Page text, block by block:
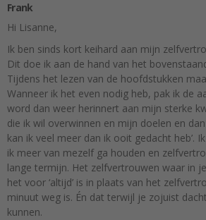
Frank
Hi Lisanne,
Ik ben sinds kort keihard aan mijn
Dit doe ik aan de hand van het
Tijdens het lezen van de hoofdstukken
Wanneer ik het even nodig heb, pak ik de
word dan weer herinnert aan mijn sterke
die ik wil overwinnen en mijn doelen en dan
kan ik veel meer dan ik ooit gedacht heb’.
ik meer van mezelf ga houden en
lange termijn. Het zelfvertrouwen waar in
het voor ‘altijd’ is in plaats van het
minuut weg is. Én dat terwijl je zojuist
kunnen.